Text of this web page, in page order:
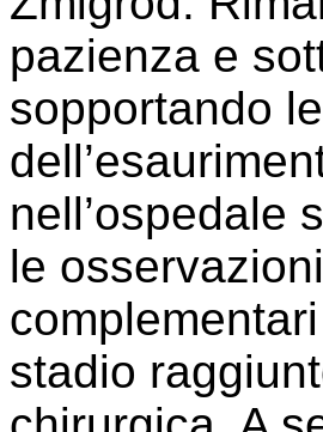
pazienza e
sopportando
nell’ospedale
le
stadio